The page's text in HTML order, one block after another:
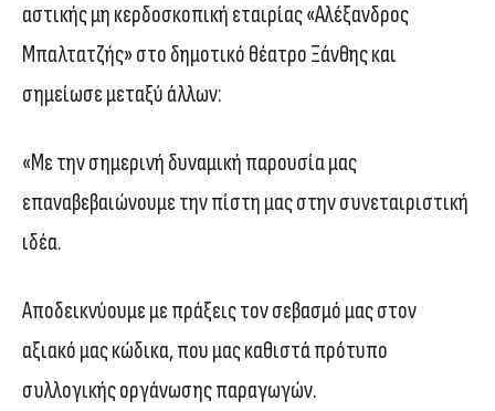
αστικής μη κερδοσκοπική εταιρίας «Αλέξανδρος
Μπαλτατζής» στο δημοτικό θέατρο Ξάνθης και
σημείωσε μεταξύ άλλων:
«Με την σημερινή δυναμική παρουσία μας
επαναβεβαιώνουμε την πίστη μας στην συνεταιριστική
ιδέα.
Αποδεικνύουμε με πράξεις τον σεβασμό μας στον
αξιακό μας κώδικα, που μας καθιστά πρότυπο
συλλογικής οργάνωσης παραγωγών.